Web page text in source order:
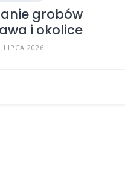
grobów
i okolice
LIPCA 2026